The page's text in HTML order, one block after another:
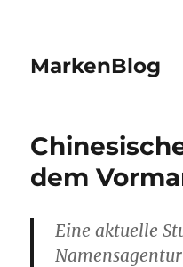
MarkenBlog
dem
Eine aktuelle